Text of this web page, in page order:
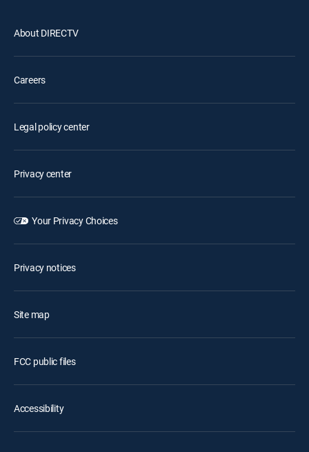
About DIRECTV
Careers
Legal policy center
Privacy center
Your Privacy Choices
Privacy notices
Site map
FCC public files
Accessibility